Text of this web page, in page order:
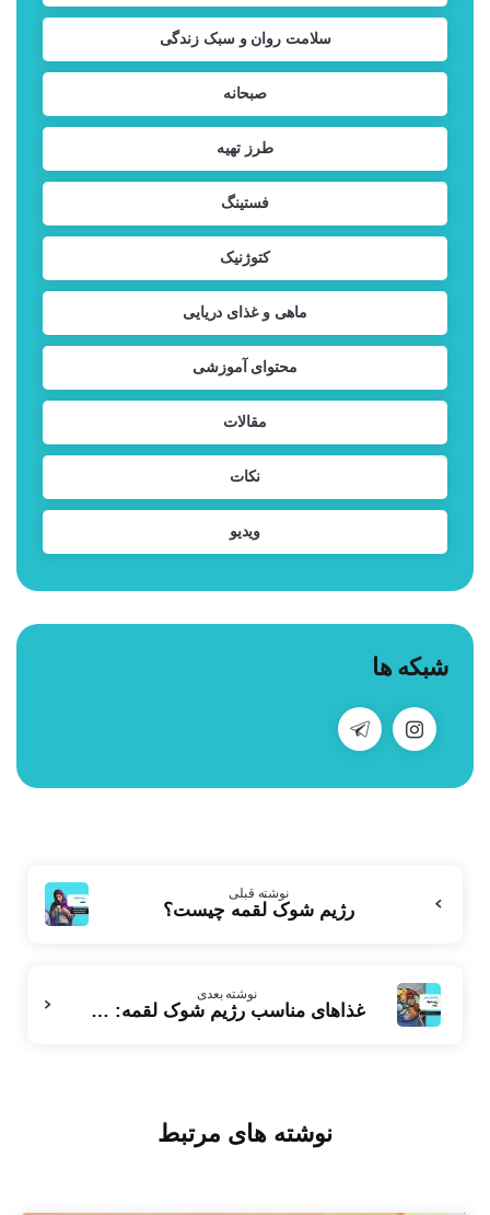
سلامت روان و سبک زندگی
صبحانه
طرز تهیه
فستینگ
کتوژنیک
ماهی و غذای دریایی
محتوای آموزشی
مقالات
نکات
ویدیو
شبکه ها
بخوانید
نوشته قبلی
رژیم شوک لقمه چیست؟
نوشته بعدی
غذاهای مناسب رژیم شوک لقمه: راهنمای گام‌به‌گام
نوشته های مرتبط